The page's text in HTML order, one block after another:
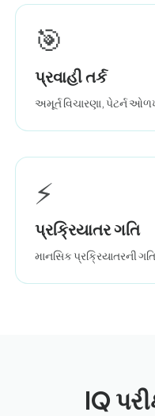
🎯
પ્રવાહી તર્ક
અમૂર્ત વિચારણા, પેટર્ન
⚡
પ્રક્રિયાતર ગતિ
માનસિક પ્રક્રિયાતરની
IQ